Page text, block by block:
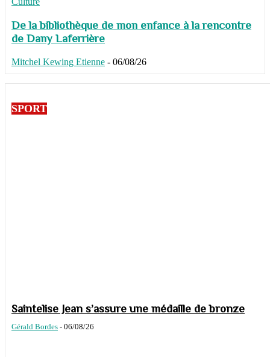
De la bibliothèque de mon enfance à la rencontre
de Dany Laferrière
Mitchel Kewing Etienne - 06/08/26
SPORT
Saintelise Jean s’assure une médaille de bronze
Gérald Bordes - 06/08/26